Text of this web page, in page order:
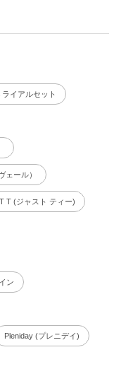
イアルセット
ェール）
T (ジャスト ティー)
ン
Pleniday (プレニデイ)